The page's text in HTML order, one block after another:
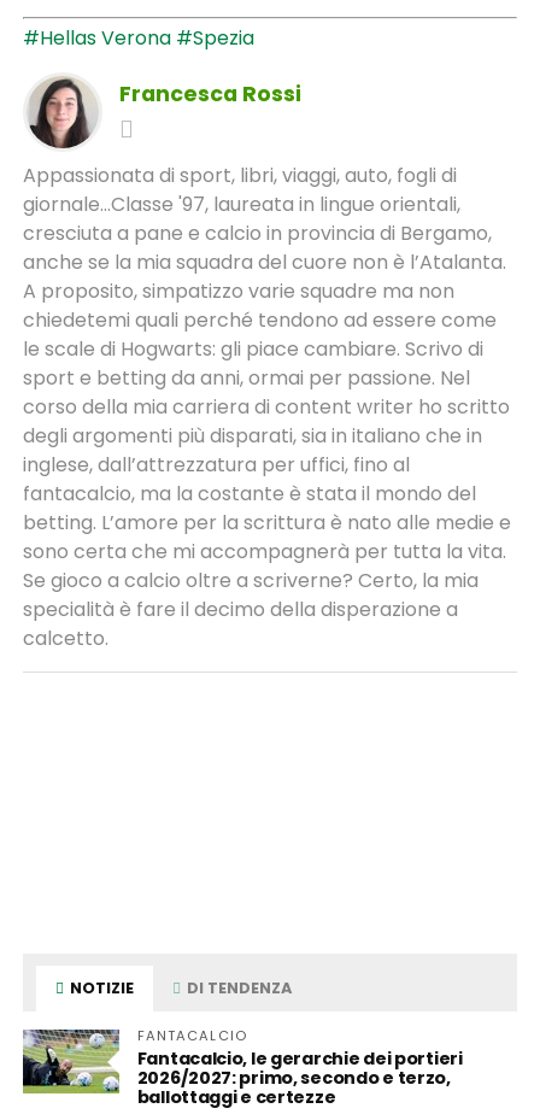
#Hellas Verona #Spezia
Francesca Rossi
Appassionata di sport, libri, viaggi, auto, fogli di
giornale...Classe '97, laureata in lingue orientali,
cresciuta a pane e calcio in provincia di Bergamo,
anche se la mia squadra del cuore non è l’Atalanta.
A proposito, simpatizzo varie squadre ma non
chiedetemi quali perché tendono ad essere come
le scale di Hogwarts: gli piace cambiare. Scrivo di
sport e betting da anni, ormai per passione. Nel
corso della mia carriera di content writer ho scritto
degli argomenti più disparati, sia in italiano che in
inglese, dall’attrezzatura per uffici, fino al
fantacalcio, ma la costante è stata il mondo del
betting. L’amore per la scrittura è nato alle medie e
sono certa che mi accompagnerà per tutta la vita.
Se gioco a calcio oltre a scriverne? Certo, la mia
specialità è fare il decimo della disperazione a
calcetto.
NOTIZIE DI TENDENZA
FANTACALCIO
Fantacalcio, le gerarchie dei portieri
2026/2027: primo, secondo e terzo,
ballottaggi e certezze